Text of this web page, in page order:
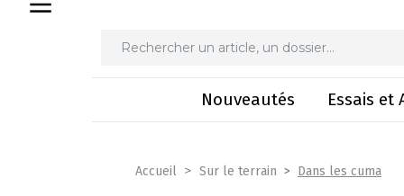
Nouveautés Essais et
Accueil Sur le terrain Dans les cuma